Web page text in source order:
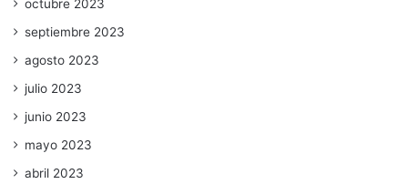
octubre 2023
septiembre 2023
agosto 2023
julio 2023
junio 2023
mayo 2023
abril 2023